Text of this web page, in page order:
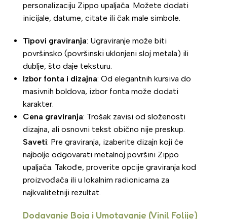
personalizaciju Zippo upaljača. Možete dodati
inicijale, datume, citate ili čak male simbole.
Tipovi graviranja: Ugraviranje može biti
površinsko (površinski uklonjeni sloj metala) ili
dublje, što daje teksturu.
Izbor fonta i dizajna: Od elegantnih kursiva do
masivnih boldova, izbor fonta može dodati
karakter.
Cena graviranja: Trošak zavisi od složenosti
dizajna, ali osnovni tekst obično nije preskup.
Saveti: Pre graviranja, izaberite dizajn koji će
najbolje odgovarati metalnoj površini Zippo
upaljača. Takođe, proverite opcije graviranja kod
proizvođača ili u lokalnim radionicama za
najkvalitetniji rezultat.
Dodavanje Boja i Umotavanje (Vinil Folije)